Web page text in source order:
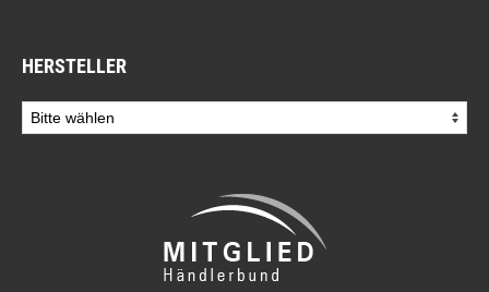
HERSTELLER